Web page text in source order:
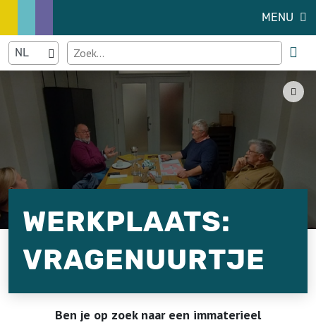
MENU
WERKPLAATS:
VRAGENUURTJE
Ben je op zoek naar een immaterieel